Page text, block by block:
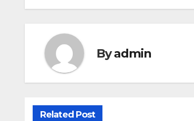
Byadmin
Related Post